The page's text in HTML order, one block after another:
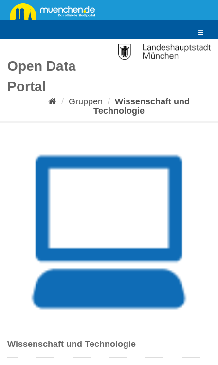
Überspringen
zum
Toggle
Open Data
Portal
Gruppen
Wissenschaft und
Technologie
Wissenschaft und Technologie